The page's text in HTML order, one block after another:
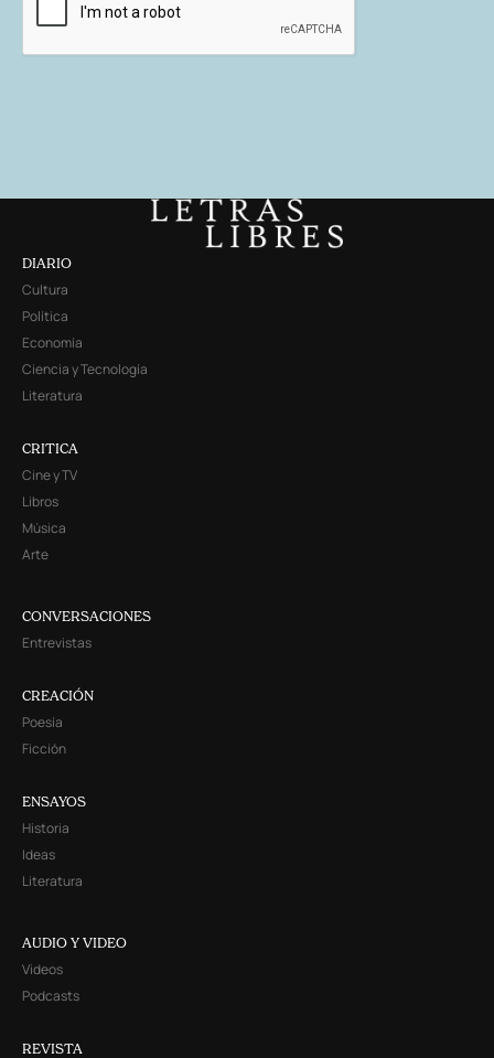
DIARIO
Cultura
Política
Economía
Ciencia y Tecnología
Literatura
CRITICA
Cine y TV
Libros
Música
Arte
CONVERSACIONES
Entrevistas
CREACIÓN
Poesía
Ficción
ENSAYOS
Historia
Ideas
Literatura
AUDIO Y VIDEO
Videos
Podcasts
REVISTA